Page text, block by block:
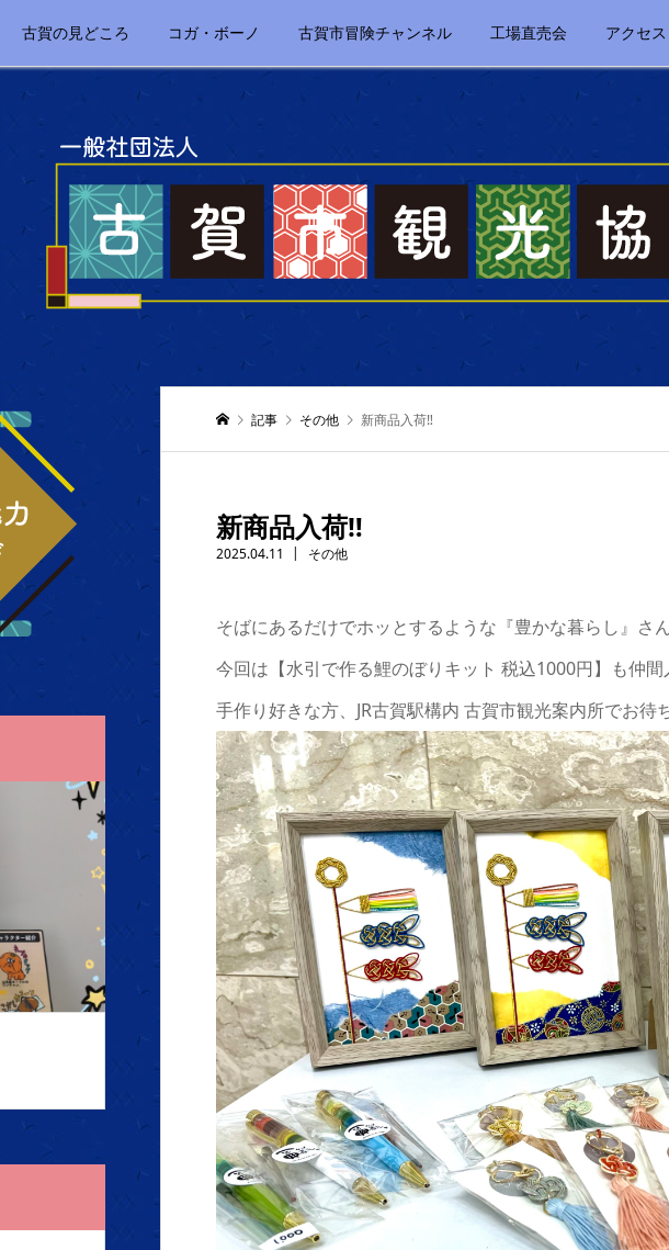
古賀の見どころ コガ・ボーノ 古賀市冒険チャンネル 工場直売会 アクセス
記事 その他 新商品入荷‼️
新商品入荷‼️
2025.04.11 その他
そばにあるだけでホッとするような『豊かな暮らし』さ
今回は【水引で作る鯉のぼりキット 税込1000円】も仲
手作り好きな方、JR古賀駅構内 古賀市観光案内所でお待